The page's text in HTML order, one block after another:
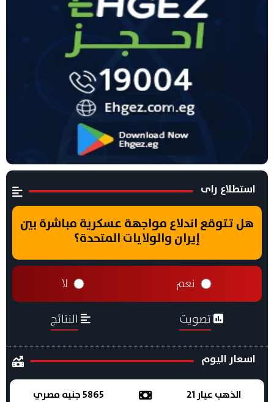
استطلاع راى
هل تتوقع اندلاع مواجهة عسكرية مباشرة بين
إيران والولايات المتحدة؟
نعم لا
تصويت النتائج
اسعار اليوم
الذهب عيار 21 5865 جنيه مصري